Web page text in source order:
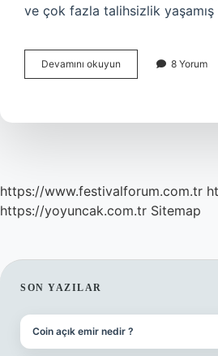
ve çok fazla talihsizlik
Devamını okuyun
Şeytan
Demek
8 Yorum
https://www.festivalforum.com.tr
https://yoyuncak.com.tr Sitemap
SIDEBAR
SON YAZILAR
Coin açık emir nedir ?